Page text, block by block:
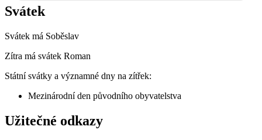
Svátek
Svátek má Soběslav
Zítra má svátek Roman
Státní svátky a významné dny na zítřek:
Mezinárodní den původního obyvatelstva
Užitečné odkazy